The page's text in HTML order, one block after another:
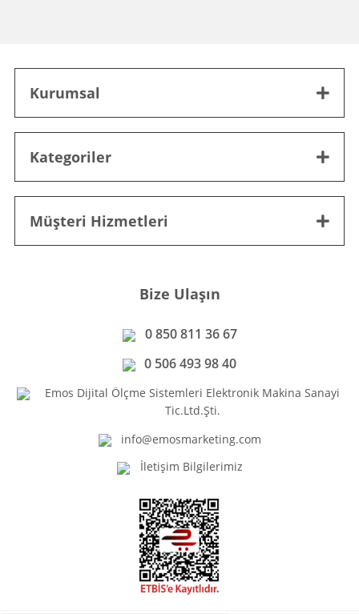
Kurumsal
Kategoriler
Müşteri Hizmetleri
Bize Ulaşın
0 850 811 36 67
0 506 493 98 40
Emos Dijital Ölçme Sistemleri Elektronik Makina Sanayi
Tic.Ltd.Şti.
info@emosmarketing.com
İletişim Bilgilerimiz